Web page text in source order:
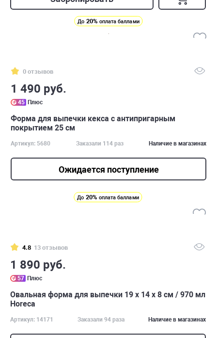
До 20% оплата баллами
0 отзывов
1 490 руб.
45 Плюс
Форма для выпечки кекса с антипригарным
покрытием 25 см
Артикул: 5680 Заказали 114 раз Наличие в магазинах
Ожидается поступление
До 20% оплата баллами
4.8 13 отзывов
1 890 руб.
57 Плюс
Овальная форма для выпечки 19 х 14 х 8 см / 970 мл
Horeca
Артикул: 14171 Заказали 94 раза Наличие в магазинах